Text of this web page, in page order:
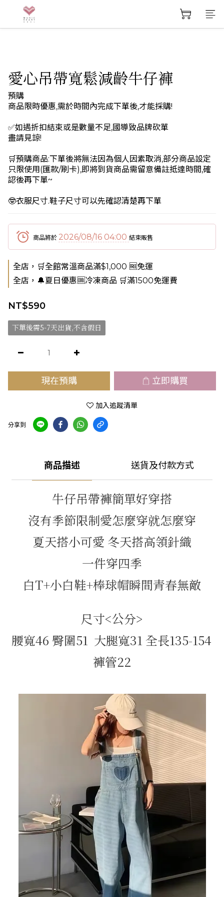
愛心吊帶寬鬆減齡牛仔褲
預購
商品限時優惠,需於時間內完成下單後,才能採購!
✅如遇折扣結束或是數量不足,國導致品牌砍單
盡請見諒!
🛒預購商品:下單後將無法因為個人因素取消,部分商品設定
只限使用(匯款/刷卡),即將到貨商品需留意備註抵達時間,確
認後再下單~
🤓衣服尺寸.鞋子尺寸可以先確認清楚再下單
商品將於 2026/08/16 04:00 結束販售
全店，🛒全館常溫商品滿$1,000 🆓免運
全店，🔔夏日優惠🆒冷凍商品 🛒滿1500免運費
NT$590
下單後需5-7天出貨,不含假日
現在預購 立即購買
加入追蹤清單
分享到
商品描述 送貨及付款方式
牛仔吊帶褲簡單好穿搭
沒有季節限制愛怎麼穿就怎麼穿
夏天搭小可愛 冬天搭高領針織
一件穿四季
白T+小白鞋+棒球帽瞬間青春無敵
尺寸<公分>
腰寬46 臀圍51  大腿寬31 全長135-154
褲管22